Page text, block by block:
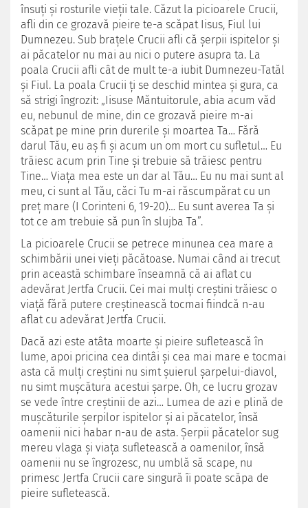
însuți şi rosturile vieții tale. Căzut la picioarele Crucii,
afli din ce grozavă pieire te-a scăpat Iisus, Fiul lui
Dumnezeu. Sub braţele Crucii afli că şerpii ispitelor şi
ai păcatelor nu mai au nici o putere asupra ta. La
poala Crucii afli cât de mult te-a iubit Dumnezeu-Tatăl
şi Fiul. La poala Crucii ţi se deschid mintea şi gura, ca
să strigi îngrozit: „Iisuse Măntuitorule, abia acum văd
eu, nebunul de mine, din ce grozavă pieire m-ai
scăpat pe mine prin durerile şi moartea Ta… Fără
darul Tău, eu aş fi şi acum un om mort cu sufletul… Eu
trăiesc acum prin Tine şi trebuie să trăiesc pentru
Tine… Viaţa mea este un dar al Tău… Eu nu mai sunt al
meu, ci sunt al Tău, căci Tu m-ai răscumpărat cu un
preţ mare (I Corinteni 6, 19-20)… Eu sunt averea Ta şi
tot ce am trebuie să pun în slujba Ta”.
La picioarele Crucii se petrece minunea cea mare a
schimbării unei vieţi păcătoase. Numai când ai trecut
prin această schimbare înseamnă că ai aflat cu
adevărat Jertfa Crucii. Cei mai mulţi creştini trăiesc o
viaţă fără putere creştinească tocmai fiindcă n-au
aflat cu adevărat Jertfa Crucii.
Dacă azi este atâta moarte şi pieire sufletească în
lume, apoi pricina cea dintâi şi cea mai mare e tocmai
asta că mulţi creştini nu simt şuierul şarpelui-diavol,
nu simt muşcătura acestui şarpe. Oh, ce lucru grozav
se vede între creştinii de azi… Lumea de azi e plină de
muşcăturile şerpilor ispitelor şi ai păcatelor, însă
oamenii nici habar n-au de asta. Şerpii păcatelor sug
mereu vlaga şi viaţa sufletească a oamenilor, însă
oamenii nu se îngrozesc, nu umblă să scape, nu
primesc Jertfa Crucii care singură îi poate scăpa de
pieire sufletească.